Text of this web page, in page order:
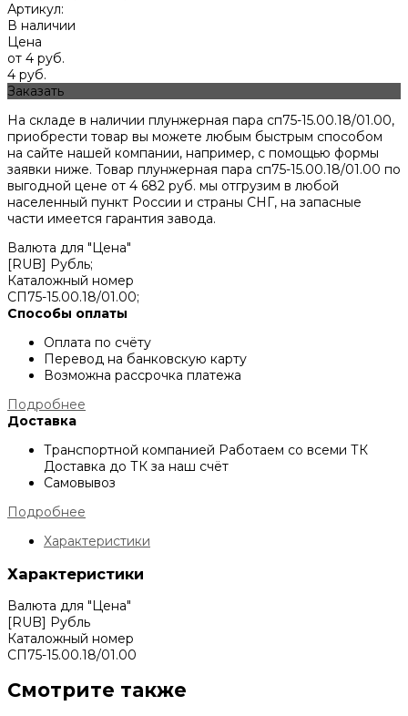
Артикул:
В наличии
Цена
от 4 руб.
4 руб.
Заказать
На складе в наличии плунжерная пара сп75-15.00.18/01.00,
приобрести товар вы можете любым быстрым способом
на сайте нашей компании, например, с помощью формы
заявки ниже. Товар плунжерная пара сп75-15.00.18/01.00 по
выгодной цене от 4 682 руб. мы отгрузим в любой
населенный пункт России и страны СНГ, на запасные
части имеется гарантия завода.
Валюта для "Цена"
[RUB] Рубль;
Каталожный номер
СП75-15.00.18/01.00;
Способы оплаты
Оплата по счёту
Перевод на банковскую карту
Возможна рассрочка платежа
Подробнее
Доставка
Транспортной компанией Работаем со всеми ТК
Доставка до ТК за наш счёт
Самовывоз
Подробнее
Характеристики
Характеристики
Валюта для "Цена"
[RUB] Рубль
Каталожный номер
СП75-15.00.18/01.00
Смотрите также